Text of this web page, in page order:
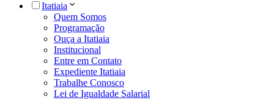
Itatiaia
Quem Somos
Programação
Ouça a Itatiaia
Institucional
Entre em Contato
Expediente Itatiaia
Trabalhe Conosco
Lei de Igualdade Salarial